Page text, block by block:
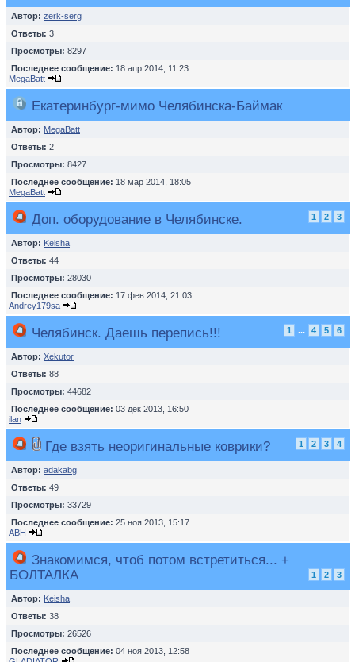
Автор: zerk-serg
Ответы: 3
Просмотры: 8297
Последнее сообщение: 18 апр 2014, 11:23
MegaBatt
Екатеринбург-мимо Челябинска-Баймак
Автор: MegaBatt
Ответы: 2
Просмотры: 8427
Последнее сообщение: 18 мар 2014, 18:05
MegaBatt
Доп. оборудование в Челябинске. 1 2 3
Автор: Keisha
Ответы: 44
Просмотры: 28030
Последнее сообщение: 17 фев 2014, 21:03
Andrey179sa
Челябинск. Даешь перепись!!! 1 ... 4 5 6
Автор: Xekutor
Ответы: 88
Просмотры: 44682
Последнее сообщение: 03 дек 2013, 16:50
ilan
Где взять неоригинальные коврики? 1 2 3 4
Автор: adakabg
Ответы: 49
Просмотры: 33729
Последнее сообщение: 25 ноя 2013, 15:17
ABH
Знакомимся, чтоб потом встретиться... +
БОЛТАЛКА
1 2 3
Автор: Keisha
Ответы: 38
Просмотры: 26526
Последнее сообщение: 04 ноя 2013, 12:58